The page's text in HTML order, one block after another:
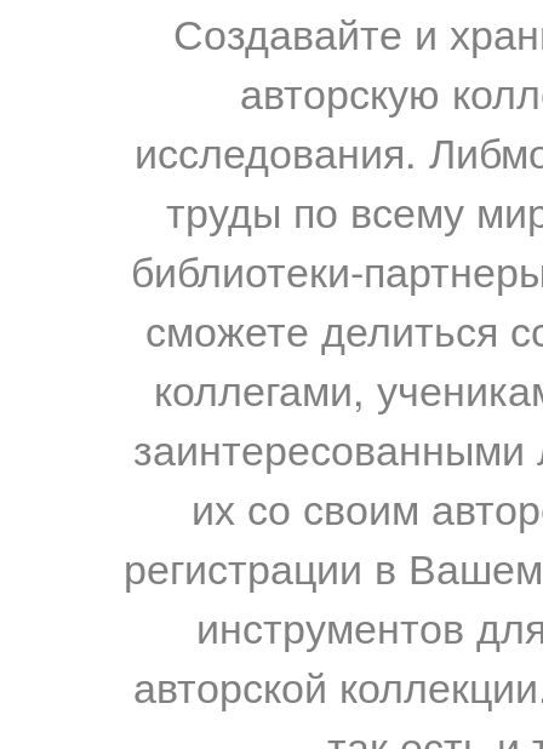
Создавайте и
авторскую
исследования.
труды по всему
библиотеки-
сможете делиться
коллегами,
их со своим
регистрации в
инструментов
авторской